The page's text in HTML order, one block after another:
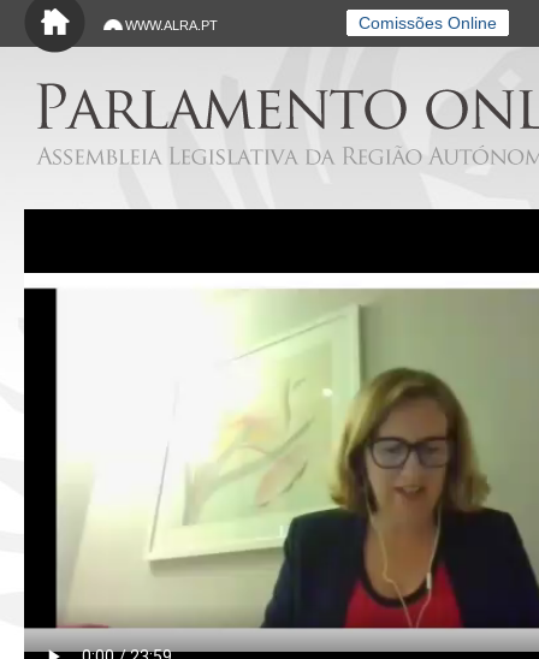
Saltar para o conteúdo principal
WWW.ALRA.PT Comissões Online